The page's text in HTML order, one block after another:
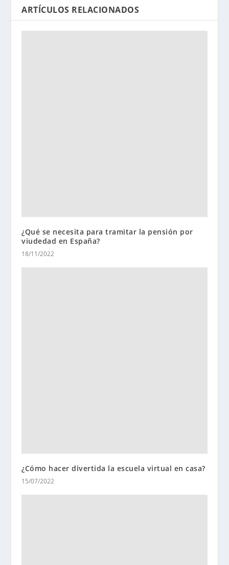
ARTÍCULOS RELACIONADOS
¿Qué se necesita para tramitar la pensión por
viudedad en España?
18/11/2022
¿Cómo hacer divertida la escuela virtual en casa?
15/07/2022